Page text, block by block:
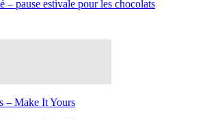
– pause estivale pour les chocolats
– Make It Yours